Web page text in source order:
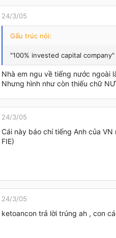
24/3/05
Gấu trúc nói:
"100% invested capital
Nhà em ngu về tiếng nước ngoài
Nhưng hình như còn thiếu chữ
24/3/05
Cái này báo chí tiếng Anh của
FIE)
24/3/05
ketoancon trả lời trúng ah , con